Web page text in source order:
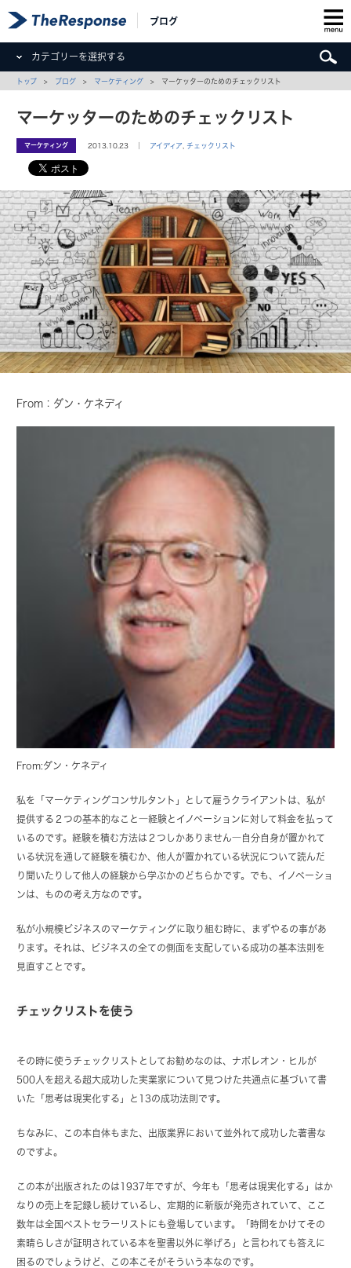
ブログ
カテゴリーを選択する
トップ > ブログ > マーケティング > マーケッターのためのチェックリスト
マーケッターのためのチェックリスト
マーケティング 2013.10.23 ｜ アイディア チェックリスト
From：ダン・ケネディ
From:ダン・ケネディ
私を「マーケティングコンサルタント」として雇うクライアントは、私が
提供する２つの基本的なこと―経験とイノベーションに対して料金を払って
いるのです。経験を積む方法は２つしかありません―自分自身が置かれて
いる状況を通して経験を積むか、他人が置かれている状況について読んだ
り聞いたりして他人の経験から学ぶかのどちらかです。でも、イノベーショ
ンは、ものの考え方なのです。
私が小規模ビジネスのマーケティングに取り組む時に、まずやるの事があ
ります。それは、ビジネスの全ての側面を支配している成功の基本法則を
見直すことです。
チェックリストを使う
その時に使うチェックリストとしてお勧めなのは、ナポレオン・ヒルが
500人を超える超大成功した実業家について見つけた共通点に基づいて書
いた「思考は現実化する」と13の成功法則です。
ちなみに、この本自体もまた、出版業界において並外れて成功した著書な
のですよ。
この本が出版されたのは1937年ですが、今年も「思考は現実化する」はか
なりの売上を記録し続けているし、定期的に新版が発売されていて、ここ
数年は全国ベストセラーリストにも登場しています。「時間をかけてその
素晴らしさが証明されている本を聖書以外に挙げろ」と言われても答えに
困るのでしょうけど、この本こそがそういう本なのです。